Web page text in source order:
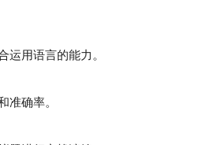
运用语言的能力。
确率。